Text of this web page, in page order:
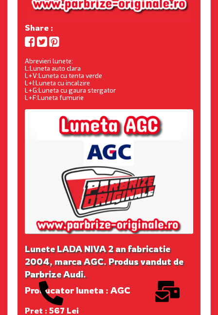
Share :
Abrevieri lunete:
L:Luneta auto clara
L+V:Luneta cu tenta verde
L+I:Luneta cu incalzire
L+G:Luneta cu gaura stergator
L+F:Luneta fumurie
Lunete LADA NIVA 2 an fabricatie
2004, marca AGC. Produs vandut de
Parbrize Audi.
Producator luneta : AGC
Pret : 567 Lei